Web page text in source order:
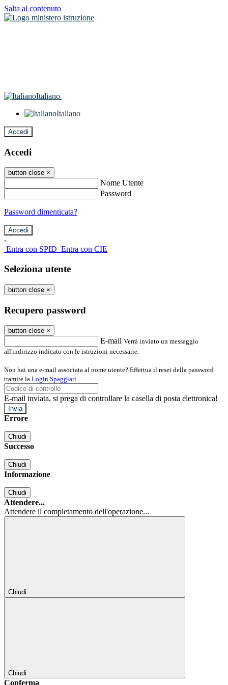
Salta al contenuto
Italiano
Italiano
Accedi
Accedi
button close ×
Nome Utente
Password
Password dimenticata?
-
Entra con SPID Entra con CIE
Seleziona utente
button close ×
Recupero password
button close ×
E-mail Verrà inviato un messaggio
all'indirizzo indicato con le istruzioni necessarie.
Non hai una e-mail associata al nome utente? Effettua il reset della password
tramite la Login Spaggiari
E-mail inviata, si prega di controllare la casella di posta elettronica!
Errore
Chiudi
Successo
Chiudi
Informazione
Chiudi
Attendere...
Attendere il completamento dell'operazione...
Chiudi
Chiudi
Conferma